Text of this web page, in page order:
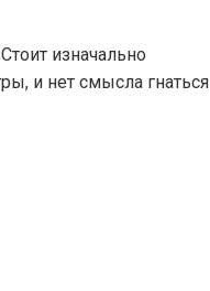
изначально
и нет смысла гнаться